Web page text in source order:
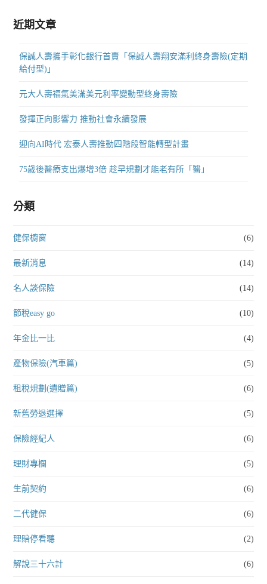
近期文章
保誠人壽攜手彰化銀行首賣「保誠人壽翔安滿利終身壽險(定期
給付型)」
元大人壽福氣美滿美元利率變動型終身壽險
發揮正向影響力 推動社會永續發展
迎向AI時代 宏泰人壽推動四階段智能轉型計畫
75歲後醫療支出爆增3倍 趁早規劃才能老有所「醫」
分類
健保櫥窗 (6)
最新消息 (14)
名人談保險 (14)
節稅easy go (10)
年金比一比 (4)
產物保險(汽車篇) (5)
租稅規劃(遺贈篇) (6)
新舊勞退選擇 (5)
保險經紀人 (6)
理財專欄 (5)
生前契約 (6)
二代健保 (6)
理賠停看聽 (2)
解說三十六計 (6)